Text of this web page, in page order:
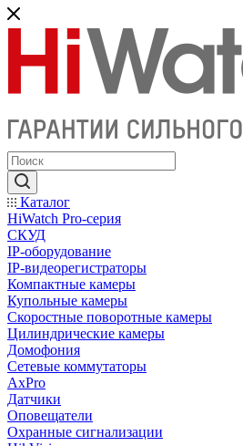
Каталог
HiWatch Pro-серия
CКУД
IP-оборудование
IP-видеорегистраторы
Компактные камеры
Купольные камеры
Скоростные поворотные камеры
Цилиндрические камеры
Домофония
Сетевые коммутаторы
AxPro
Датчики
Оповещатели
Охранные сигнализации